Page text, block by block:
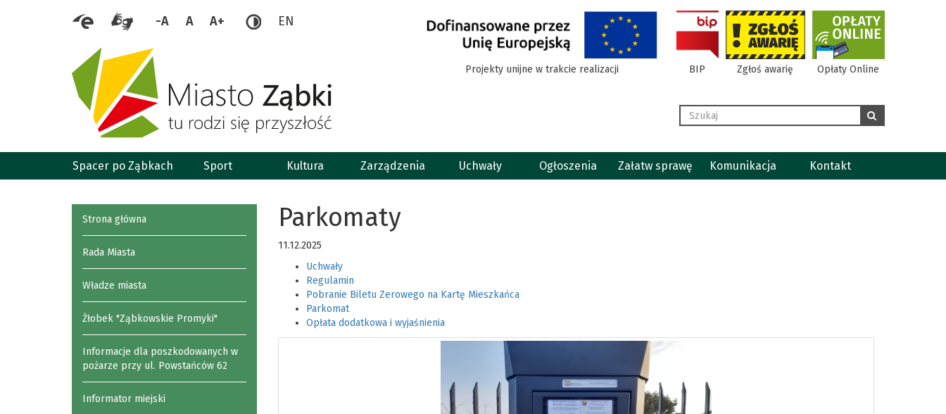
-A A A+ EN
Projekty unijne w trakcie realizacji BIP Zgłoś awarię Opłaty Online
Wyszukaj szukaj
Spacer po Ząbkach Sport Kultura Zarządzenia Uchwały Ogłoszenia Załatw sprawę Komunikacja Kontakt
Strona główna
Rada Miasta
Władze miasta
Żłobek "Ząbkowskie Promyki"
Informacje dla poszkodowanych w
pożarze przy ul. Powstańców 62
Informator miejski
Parkomaty
11.12.2025
Uchwały
Regulamin
Pobranie Biletu Zerowego na Kartę Mieszkańca
Parkomat
Opłata dodatkowa i wyjaśnienia